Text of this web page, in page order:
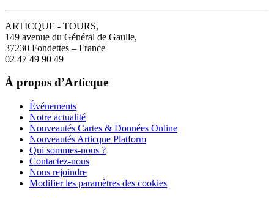
ARTICQUE - TOURS,
149 avenue du Général de Gaulle,
37230 Fondettes – France
02 47 49 90 49
À propos d’Articque
Événements
Notre actualité
Nouveautés Cartes & Données Online
Nouveautés Articque Platform
Qui sommes-nous ?
Contactez-nous
Nous rejoindre
Modifier les paramètres des cookies